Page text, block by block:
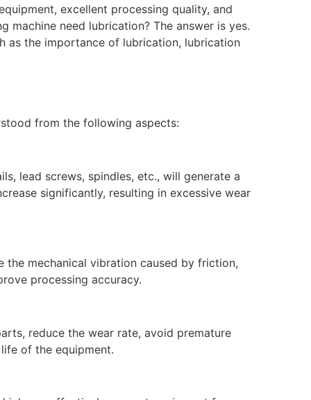
excellent processing quality, and
machine need lubrication? The answer is yes.
as the importance of lubrication, lubrication
from the following aspects:
lead screws, spindles, etc., will generate a
significantly, resulting in excessive wear
the mechanical vibration caused by friction,
processing accuracy.
reduce the wear rate, avoid premature
of the equipment.